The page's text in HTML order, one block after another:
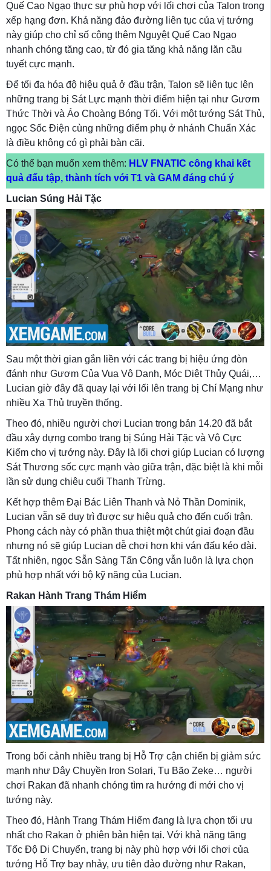
Quế Cao Ngạo thực sự phù hợp với lối chơi của Talon trong
xếp hạng đơn. Khả năng đảo đường liên tục của vị tướng
này giúp cho chỉ số cộng thêm Nguyệt Quế Cao Ngạo
nhanh chóng tăng cao, từ đó gia tăng khả năng lăn cầu
tuyết cực mạnh.
Để tối đa hóa độ hiệu quả ở đầu trận, Talon sẽ liên tục lên
những trang bị Sát Lực mạnh thời điểm hiện tại như Gươm
Thức Thời và Áo Choàng Bóng Tối. Với một tướng Sát Thủ,
ngọc Sốc Điện cùng những điểm phụ ở nhánh Chuẩn Xác
là điều không có gì phải bàn cãi.
Có thể bạn muốn xem thêm: HLV FNATIC công khai kết
quả đấu tập, thành tích với T1 và GAM đáng chú ý
Lucian Súng Hải Tặc
Sau một thời gian gắn liền với các trang bị hiệu ứng đòn
đánh như Gươm Của Vua Vô Danh, Móc Diệt Thủy Quái,…
Lucian giờ đây đã quay lại với lối lên trang bị Chí Mạng như
nhiều Xạ Thủ truyền thống.
Theo đó, nhiều người chơi Lucian trong bản 14.20 đã bắt
đầu xây dựng combo trang bị Súng Hải Tặc và Vô Cực
Kiếm cho vị tướng này. Đây là lối chơi giúp Lucian có lượng
Sát Thương sốc cực mạnh vào giữa trận, đặc biệt là khi mỗi
lần sử dụng chiêu cuối Thanh Trừng.
Kết hợp thêm Đại Bác Liên Thanh và Nỏ Thần Dominik,
Lucian vẫn sẽ duy trì được sự hiệu quả cho đến cuối trận.
Phong cách này có phần thua thiệt một chút giai đoạn đầu
nhưng nó sẽ giúp Lucian dễ chơi hơn khi ván đấu kéo dài.
Tất nhiên, ngọc Sẵn Sàng Tấn Công vẫn luôn là lựa chọn
phù hợp nhất với bộ kỹ năng của Lucian.
Rakan Hành Trang Thám Hiểm
Trong bối cảnh nhiều trang bị Hỗ Trợ cận chiến bị giảm sức
mạnh như Dây Chuyền Iron Solari, Tụ Bão Zeke… người
chơi Rakan đã nhanh chóng tìm ra hướng đi mới cho vị
tướng này.
Theo đó, Hành Trang Thám Hiểm đang là lựa chọn tối ưu
nhất cho Rakan ở phiên bản hiện tại. Với khả năng tăng
Tốc Độ Di Chuyển, trang bị này phù hợp với lối chơi của
tướng Hỗ Trợ bay nhảy, ưu tiên đảo đường như Rakan,